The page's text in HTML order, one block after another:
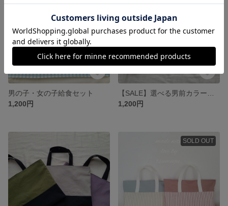
男の子・女の子給食セット
1,200円
1,200円
SOLD OUT